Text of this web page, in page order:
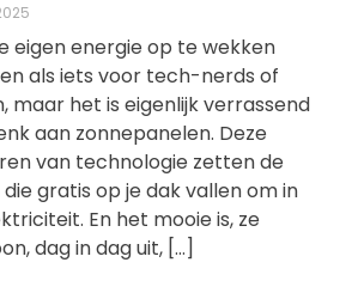
eigen energie op te wekken
als iets voor tech-nerds of
maar het is eigenlijk verrassend
aan zonnepanelen. Deze
van technologie zetten de
gratis op je dak vallen om in
En het mooie is, ze
dag in dag uit, […]